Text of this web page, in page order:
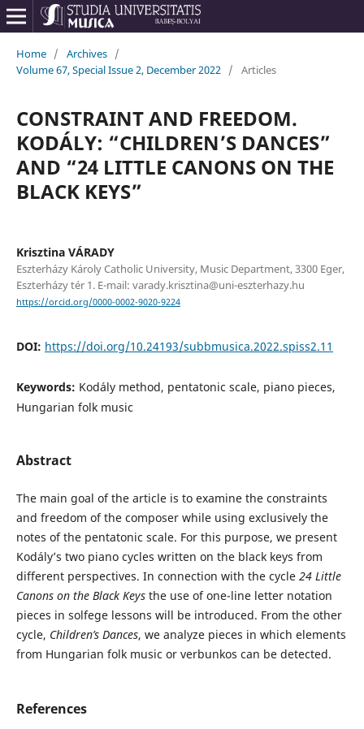
Home / Archives /
Volume 67, Special Issue 2, December 2022 / Articles
CONSTRAINT AND FREEDOM.
KODÁLY: “CHILDREN’S DANCES”
AND “24 LITTLE CANONS ON THE
BLACK KEYS”
Krisztina VÁRADY
Eszterházy Károly Catholic University, Music Department, 3300 Eger,
Eszterházy tér 1. E-mail: varady.krisztina@uni-eszterhazy.hu
https://orcid.org/0000-0002-9020-9224
DOI: https://doi.org/10.24193/subbmusica.2022.spiss2.11
Keywords: Kodály method, pentatonic scale, piano pieces,
Hungarian folk music
Abstract
The main goal of the article is to examine the constraints
and freedom of the composer while using exclusively the
notes of the pentatonic scale. For this purpose, we present
Kodály’s two piano cycles written on the black keys from
different perspectives. In connection with the cycle 24 Little
Canons on the Black Keys the use of one-line letter notation
pieces in solfege lessons will be introduced. From the other
cycle, Children’s Dances, we analyze pieces in which elements
from Hungarian folk music or verbunkos can be detected.
References